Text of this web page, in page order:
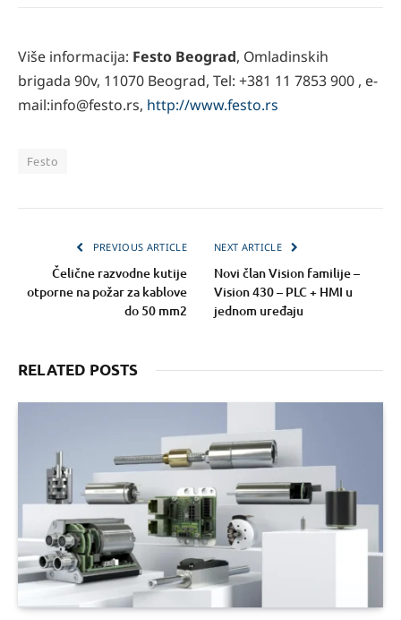
Više informacija: Festo Beograd, Omladinskih
brigada 90v, 11070 Beograd, Tel: +381 11 7853 900 , e-
mail:info@festo.rs, http://www.festo.rs
Festo
PREVIOUS ARTICLE
Čelične razvodne kutije
otporne na požar za kablove
do 50 mm2
NEXT ARTICLE
Novi član Vision familije –
Vision 430 – PLC + HMI u
jednom uređaju
RELATED POSTS